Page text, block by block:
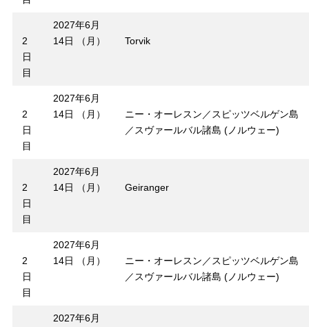
2
日
目
2027年6月
14日 （月）
Torvik
2
日
目
2027年6月
14日 （月）
ニー・オーレスン／スピッツベルゲン島
／スヴァールバル諸島 (ノルウェー)
2
日
目
2027年6月
14日 （月）
Geiranger
2
日
目
2027年6月
14日 （月）
ニー・オーレスン／スピッツベルゲン島
／スヴァールバル諸島 (ノルウェー)
2027年6月